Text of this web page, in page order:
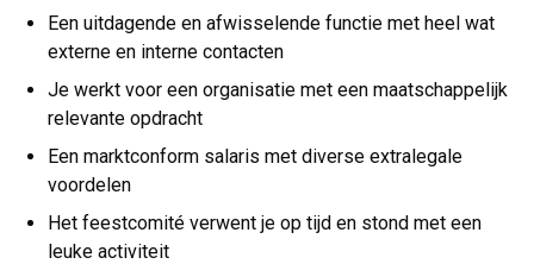
Een uitdagende en afwisselende functie met heel wat
externe en interne contacten
Je werkt voor een organisatie met een maatschappelijk
relevante opdracht
Een marktconform salaris met diverse extralegale
voordelen
Het feestcomité verwent je op tijd en stond met een
leuke activiteit